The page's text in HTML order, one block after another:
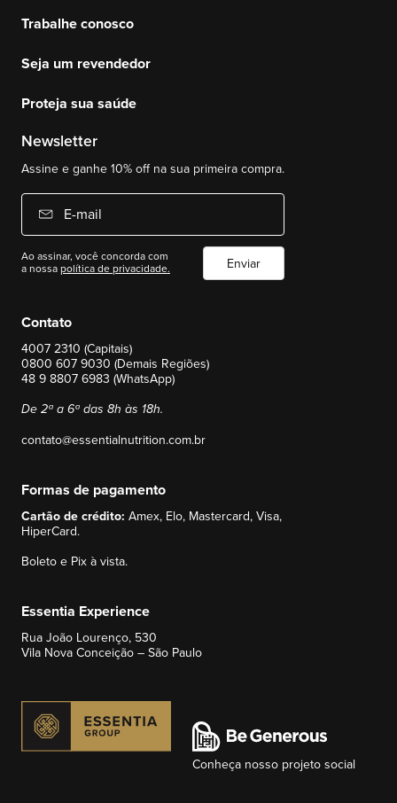
Contato
4007 2310 (Capitais)
0800 607 9030 (Demais Regiões)
48 9 8807 6983 (WhatsApp)
De 2ª a 6ª das 8h às 18h.
contato@essentialnutrition.com.br
Formas de pagamento
Cartão de crédito: Amex, Elo, Mastercard, Visa,
HiperCard.
Boleto e Pix à vista.
Essentia Experience
Rua João Lourenço, 530
Vila Nova Conceição – São Paulo
Trabalhe conosco
Seja um revendedor
Proteja sua saúde
Newsletter
Assine e ganhe 10% off na sua primeira compra.
E-mail
Ao assinar, você concorda com
a nossapolítica de privacidade. Enviar
Conheça nosso projeto social